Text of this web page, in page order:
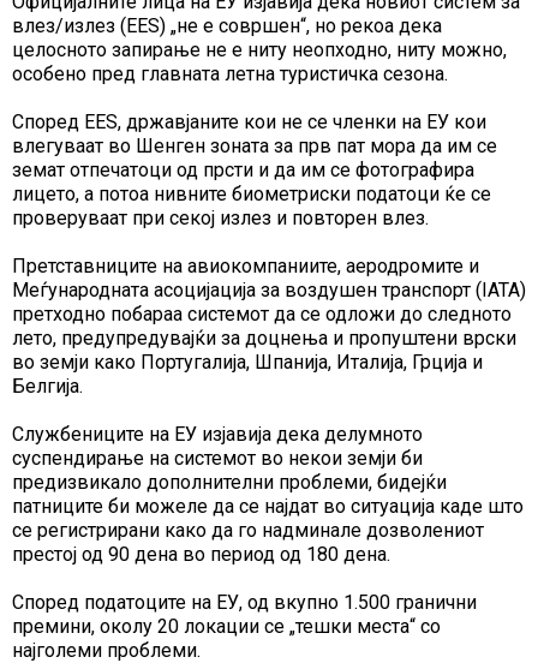
влез/излез (EES) „не е совршен“, но рекоа дека
целосното запирање не е ниту неопходно, ниту можно,
особено пред главната летна туристичка сезона.
Според EES, државјаните кои не се членки на ЕУ кои
влегуваат во Шенген зоната за прв пат мора да им се
земат отпечатоци од прсти и да им се фотографира
лицето, а потоа нивните биометриски податоци ќе се
проверуваат при секој излез и повторен влез.
Претставниците на авиокомпаниите, аеродромите и
Меѓународната асоцијација за воздушен транспорт (IATA)
претходно побараа системот да се одложи до следното
лето, предупредувајќи за доцнења и пропуштени врски
во земји како Португалија, Шпанија, Италија, Грција и
Белгија.
Службениците на ЕУ изјавија дека делумното
суспендирање на системот во некои земји би
предизвикало дополнителни проблеми, бидејќи
патниците би можеле да се најдат во ситуација каде што
се регистрирани како да го надминале дозволениот
престој од 90 дена во период од 180 дена.
Според податоците на ЕУ, од вкупно 1.500 гранични
премини, околу 20 локации се „тешки места“ со
најголеми проблеми.